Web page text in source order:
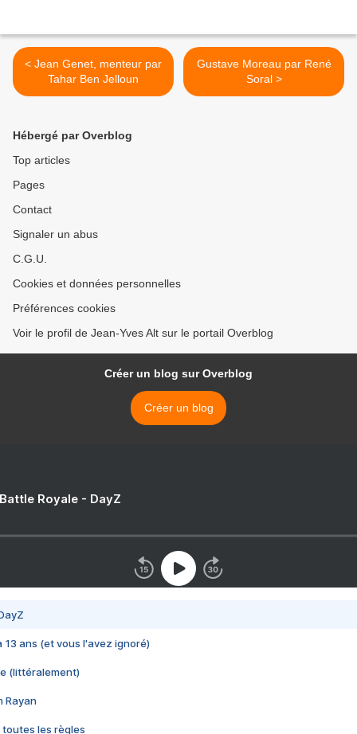
< Jean Genet, menteur par
Tahar Ben Jelloun
Gustave Moreau par René
Soral >
Hébergé par Overblog
Top articles
Pages
Contact
Signaler un abus
C.G.U.
Cookies et données personnelles
Préférences cookies
Voir le profil de Jean-Yves Alt sur le portail Overblog
Créer un blog sur Overblog
Créer un blog
Royale - DayZ
13 ans (et vous l'avez ignoré)
(littéralement)
Rayan
toutes les règles